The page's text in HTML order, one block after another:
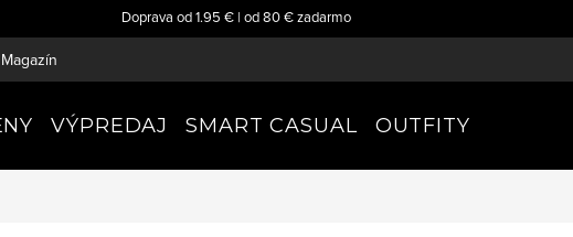
Doprava od 1.95 € | od 80 € zadarmo
Magazín
VÝPREDAJ SMART CASUAL OUTFITY